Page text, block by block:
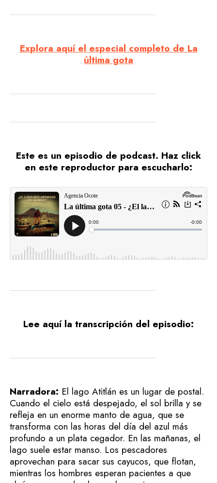
Explora aquí el especial completo de La
última gota
Este es un episodio de podcast. Haz click
en este reproductor para escucharlo:
Lee aquí la transcripción del episodio:
Narradora: El lago Atitlán es un lugar de postal.
Cuando el cielo está despejado, el sol brilla y se
refleja en un enorme manto de agua, que se
transforma con las horas del día del azul más
profundo a un plata cegador. En las mañanas, el
lago suele estar manso. Los pescadores
aprovechan para sacar sus cayucos, que flotan,
mientras los hombres esperan pacientes a que